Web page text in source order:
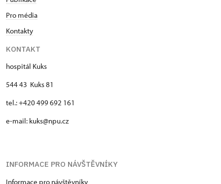
Pro média
Kontakty
KONTAKT
hospitál Kuks
544 43 Kuks 81
tel.: +420 499 692 161
e-mail: kuks@npu.cz
INFORMACE PRO NÁVŠTĚVNÍKY
Informace pro návštěvníky